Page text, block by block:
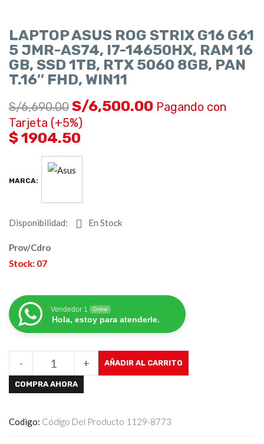
LAPTOP ASUS ROG STRIX G16 G61
5 JMR-AS74, I7-14650HX, RAM 16
GB, SSD 1TB, RTX 5060 8GB, PAN
T.16″ FHD, WIN11
S/6,690.00 S/6,500.00 Pagando con
Tarjeta (+5%)
$ 1904.50
MARCA:
Disponibilidad: En Stock
Prov/Cdro
Stock: 07
Vendedor 1 Online
Hola, estoy para atenderle.
+
- AÑADIR AL CARRITO
COMPRA AHORA
Codigo: Código Del Producto 1129-8773